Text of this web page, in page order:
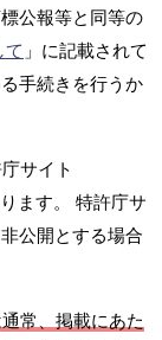
公報等と同等の
て 」に記載されて
手続きを行うか
サイト
ます。 特許庁サ
公開とする場合
常、掲載にあた